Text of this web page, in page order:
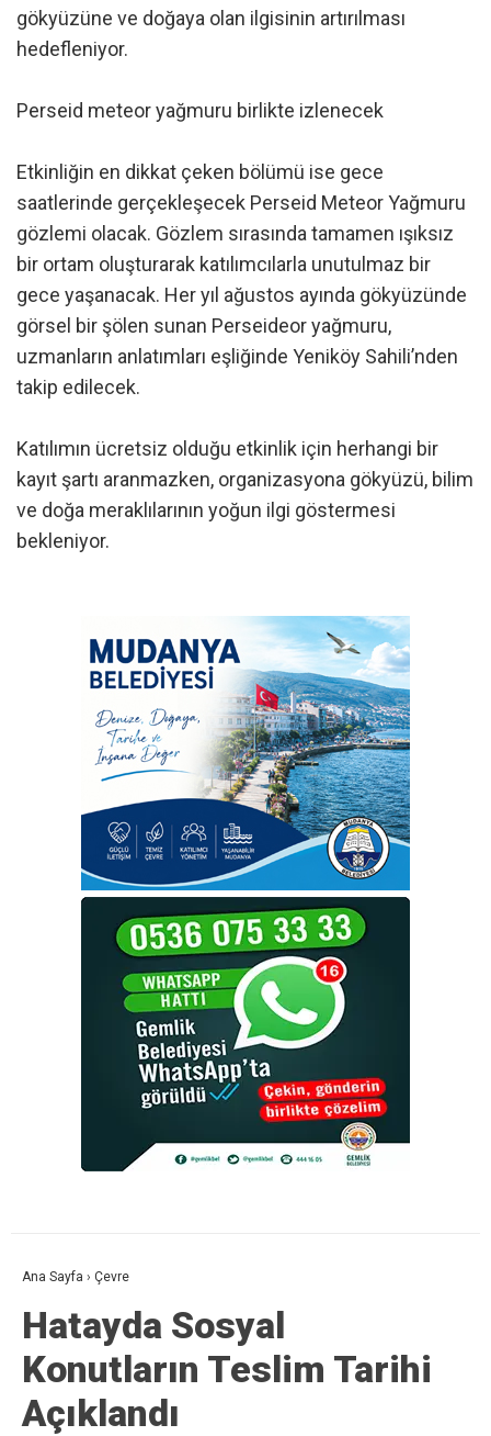
gökyüzüne ve doğaya olan ilgisinin artırılması
hedefleniyor.
Perseid meteor yağmuru birlikte izlenecek
Etkinliğin en dikkat çeken bölümü ise gece
saatlerinde gerçekleşecek Perseid Meteor Yağmuru
gözlemi olacak. Gözlem sırasında tamamen ışıksız
bir ortam oluşturarak katılımcılarla unutulmaz bir
gece yaşanacak. Her yıl ağustos ayında gökyüzünde
görsel bir şölen sunan Perseideor yağmuru,
uzmanların anlatımları eşliğinde Yeniköy Sahili’nden
takip edilecek.
Katılımın ücretsiz olduğu etkinlik için herhangi bir
kayıt şartı aranmazken, organizasyona gökyüzü, bilim
ve doğa meraklılarının yoğun ilgi göstermesi
bekleniyor.
Ana Sayfa › Çevre
Hatayda Sosyal
Konutların Teslim Tarihi
Açıklandı